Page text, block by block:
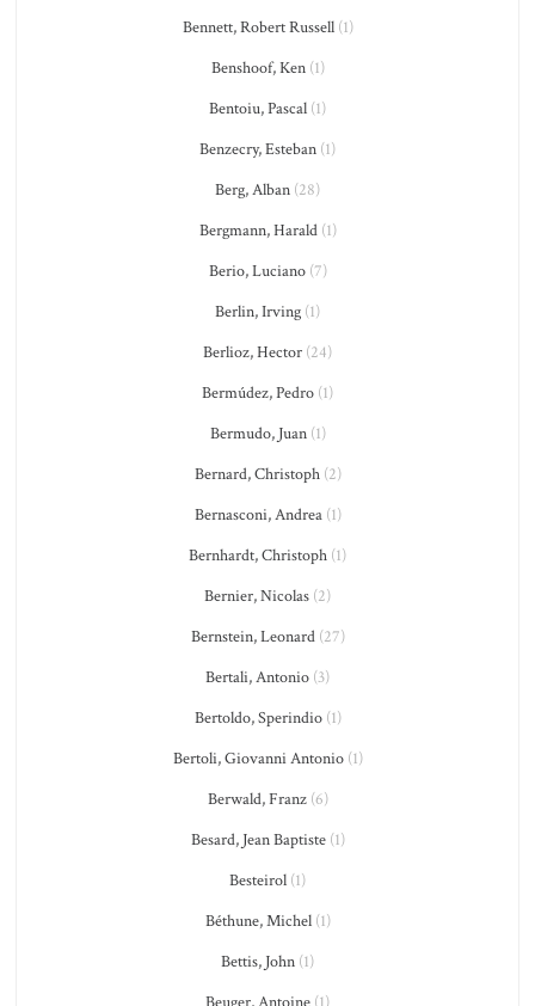
Bennett, Robert Russell(1)
Benshoof, Ken(1)
Bentoiu, Pascal (1)
Benzecry, Esteban (1)
Berg, Alban (28)
Bergmann, Harald(1)
Berio, Luciano(7)
Berlin, Irving (1)
Berlioz, Hector (24)
Bermúdez, Pedro (1)
Bermudo, Juan(1)
Bernard, Christoph(2)
Bernasconi, Andrea(1)
Bernhardt, Christoph (1)
Bernier, Nicolas (2)
Bernstein, Leonard(27)
Bertali, Antonio (3)
Bertoldo, Sperindio(1)
Bertoli, Giovanni Antonio(1)
Berwald, Franz(6)
Besard, Jean Baptiste(1)
Besteirol (1)
Béthune, Michel(1)
Bettis, John (1)